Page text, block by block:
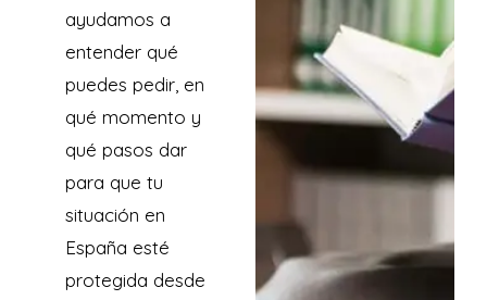
ayudamos a
entender qué
puedes pedir, en
qué momento y
qué pasos dar
para que tu
situación en
España esté
protegida desde